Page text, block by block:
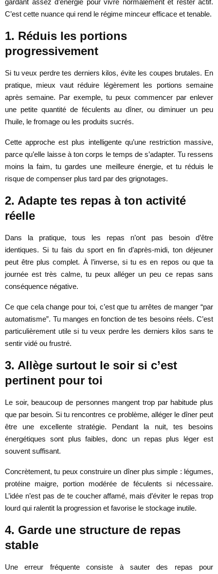
C’est cette nuance qui rend le régime minceur efficace et tenable.
1. Réduis les portions
progressivement
Si tu veux perdre tes derniers kilos, évite les coupes brutales. En
pratique, mieux vaut réduire légèrement les portions semaine
après semaine. Par exemple, tu peux commencer par enlever
une petite quantité de féculents au dîner, ou diminuer un peu
l’huile, le fromage ou les produits sucrés.
Cette approche est plus intelligente qu’une restriction massive,
parce qu’elle laisse à ton corps le temps de s’adapter. Tu ressens
moins la faim, tu gardes une meilleure énergie, et tu réduis le
risque de compenser plus tard par des grignotages.
2. Adapte tes repas à ton activité
réelle
Dans la pratique, tous les repas n’ont pas besoin d’être
identiques. Si tu fais du sport en fin d’après-midi, ton déjeuner
peut être plus complet. À l’inverse, si tu es en repos ou que ta
journée est très calme, tu peux alléger un peu ce repas sans
conséquence négative.
Ce que cela change pour toi, c’est que tu arrêtes de manger “par
automatisme”. Tu manges en fonction de tes besoins réels. C’est
particulièrement utile si tu veux perdre les derniers kilos sans te
sentir vidé ou frustré.
3. Allège surtout le soir si c’est
pertinent pour toi
Le soir, beaucoup de personnes mangent trop par habitude plus
que par besoin. Si tu rencontres ce problème, alléger le dîner peut
être une excellente stratégie. Pendant la nuit, tes besoins
énergétiques sont plus faibles, donc un repas plus léger est
souvent suffisant.
Concrètement, tu peux construire un dîner plus simple : légumes,
protéine maigre, portion modérée de féculents si nécessaire.
L’idée n’est pas de te coucher affamé, mais d’éviter le repas trop
lourd qui ralentit la progression et favorise le stockage inutile.
4. Garde une structure de repas
stable
Une erreur fréquente consiste à sauter des repas pour